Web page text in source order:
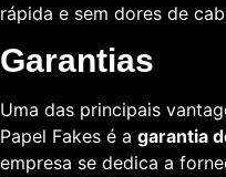
rápida e sem dores de
Garantias
Uma das principais
Papel Fakes é a garantia
empresa se dedica a